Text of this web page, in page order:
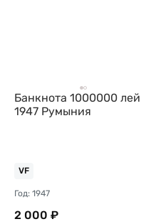
Банкнота 1000000 лей
1947 Румыния
VF
Год: 1947
2 000 ₽